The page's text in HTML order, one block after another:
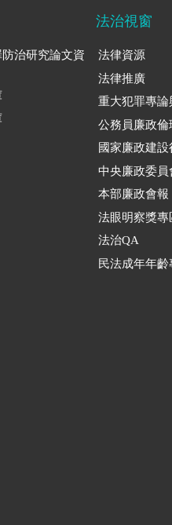
治研究論文資
法治視窗
法律資源
法律推廣
重大犯罪專論
公務員廉政倫
國家廉政建
中央廉政委員
本部廉政會報
法眼明察獎專
法治QA
民法成年年齡